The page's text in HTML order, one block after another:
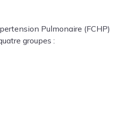
Pulmonaire (FCHP)
groupes :